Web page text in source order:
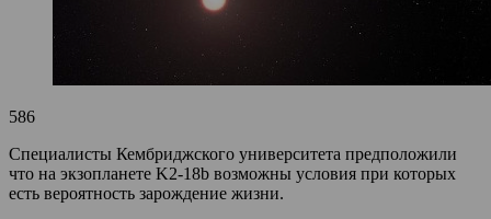
586
Специалисты Кембриджского университета предположили
что на экзопланете K2-18b возможны условия при которых
есть вероятность зарождение жизни.